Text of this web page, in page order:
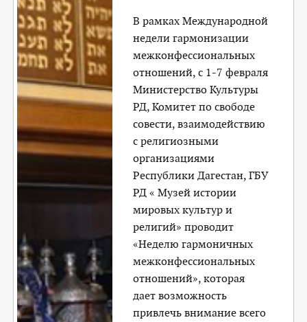
В рамках Международной
недели гармонизации
межконфессиональных
отношений, с 1-7 февраля
Министерство Культуры
РД, Комитет по свободе
совести, взаимодействию
с религиозными
организациями
Республики Дагестан, ГБУ
РД « Музей истории
мировых культур и
религий» проводит
«Неделю гармоничных
межконфессиональных
отношений», которая
дает возможность
привлечь внимание всего